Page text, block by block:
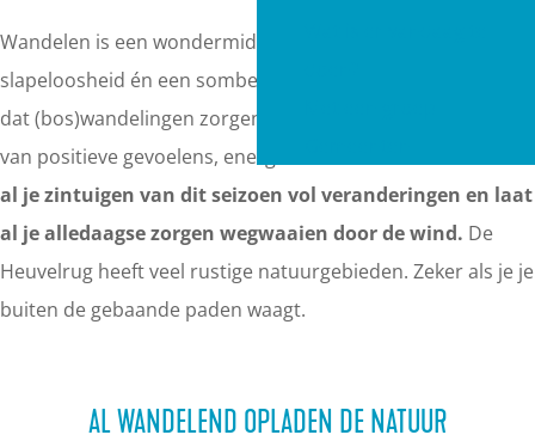
Wandelen is een wondermiddel dat helpt tegen stress,
slapeloosheid én een somber gevoel. Uit onderzoek blijkt
dat (bos)wandelingen zorgen voor een enorme toename
van positieve gevoelens, energie en creativiteit!
al je zintuigen van dit seizoen vol veranderingen en laat
al je alledaagse zorgen wegwaaien door de wind. De
Heuvelrug heeft veel rustige natuurgebieden. Zeker als je je
buiten de gebaande paden waagt.
AL WANDELEND OPLADEN DE NATUUR